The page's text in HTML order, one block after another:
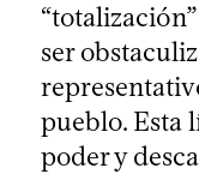
ser
pueblo. Esta
poder y